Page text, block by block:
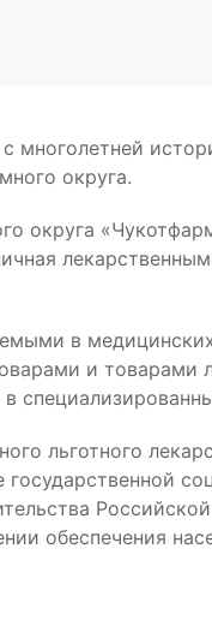
многолетней
округа.
округа
в
и товарами
льготного
обеспечения